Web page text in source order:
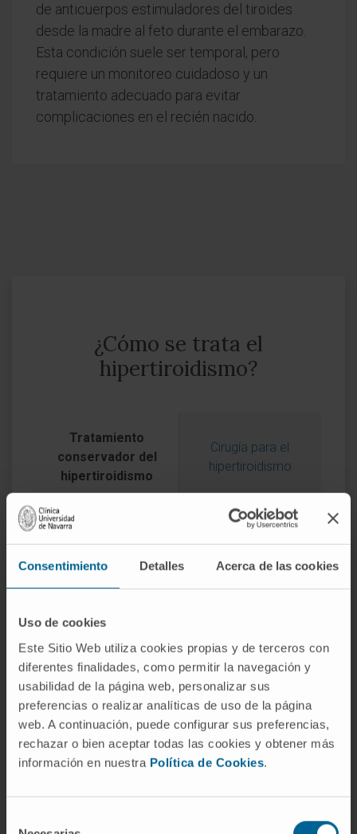
Consentimiento Detalles Acerca de las cookies
Uso de cookies
Este Sitio Web utiliza cookies propias y de terceros con
diferentes finalidades, como permitir la navegación y
usabilidad de la página web, personalizar sus
preferencias o realizar analíticas de uso de la página
web. A continuación, puede configurar sus preferencias,
rechazar o bien aceptar todas las cookies y obtener más
información en nuestra Política de Cookies.
de anticuerpos estimuladores del tiroides
desde la madre al feto durante el embarazo.
Esta condición suele ser temporal, pero
requiere un monitoreo cuidadoso y un
tratamiento adecuado para evitar
complicaciones en el recién nacido.
¿Cómo se trata el
hipertiroidismo?
Tratamiento
conservador del
hipertiroidismo
Cirugía para el
hipertiroidismo
Tratamiento con yodo radiactivo
Tratamiento conservador del
hipertiroidismo
Una vez se diagnostica el hipertiroidismo, se
debe instaurar tratamiento medicamentoso
metimazol, propiltiouracilo), que inhiben la
formación de hormonas tiroideas y
conseguirán mejorar los síntomas en un plazo
de 7-15 días.
En casos de enfermedad de Graves-Basedow
durante uno o dos años con fármacos